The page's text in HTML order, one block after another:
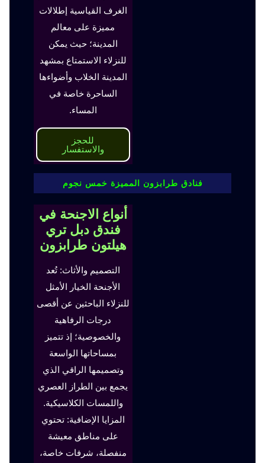
الغرف القياسية إطلالات
مميزة على معالم
المدينة؛ حيث يمكن
للنزلاء الاستمتاع بمشهد
المدينة الخلاب وأضواءها
الساحرة خاصة في
المساء.
للحجز
والاستفسار
فنادق طرابزون المميزة خمس نجوم
أنواع الاجنحة في
فندق دبل تري
هيلتون طرابزون
التصميم والأثاث: تُعد
الأجنحة الخيار الأمثل
للنزلاء الباحثين عن أقصى
درجات الرفاهية
والخصوصية؛ إذ تتميز
بمساحاتها الواسعة
وتصميمها الراقي الذي
يجمع بين الطراز العصري
واللمسات الكلاسيكية.
المزايا الإضافية: تحتوي
على مناطق معيشة
منفصلة، شرفات خاصة،